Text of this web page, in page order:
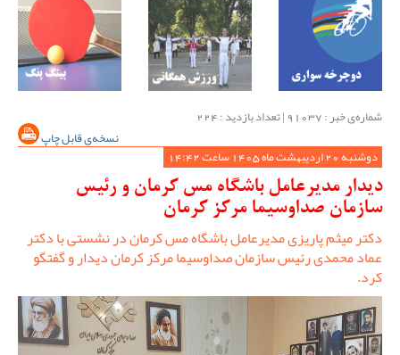
شماره‌ی خبر : ‌91037 | تعداد بازدید : 224
نسخه‌ی قابل چاپ
دوشنبه 20 اردیبهشت ماه 1405 ساعت 14:42
دیدار مدیرعامل باشگاه مس کرمان و رئیس
سازمان صداوسیما مرکز کرمان
دکتر میثم پاریزی مدیرعامل باشگاه مس کرمان در نشستی با دکتر
عماد محمدی رئیس سازمان صداوسیما مرکز کرمان دیدار و گفتگو
کرد.